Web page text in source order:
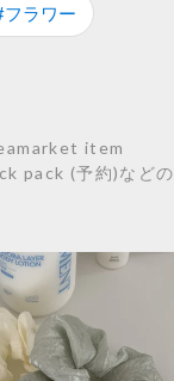
フラワー
item
pack (予約)などの